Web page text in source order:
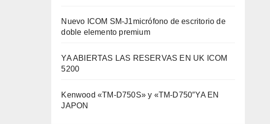
Nuevo ICOM SM-J1micrófono de escritorio de
doble elemento premium
YA ABIERTAS LAS RESERVAS EN UK ICOM
5200
Kenwood «TM-D750S» y «TM-D750″YA EN
JAPON